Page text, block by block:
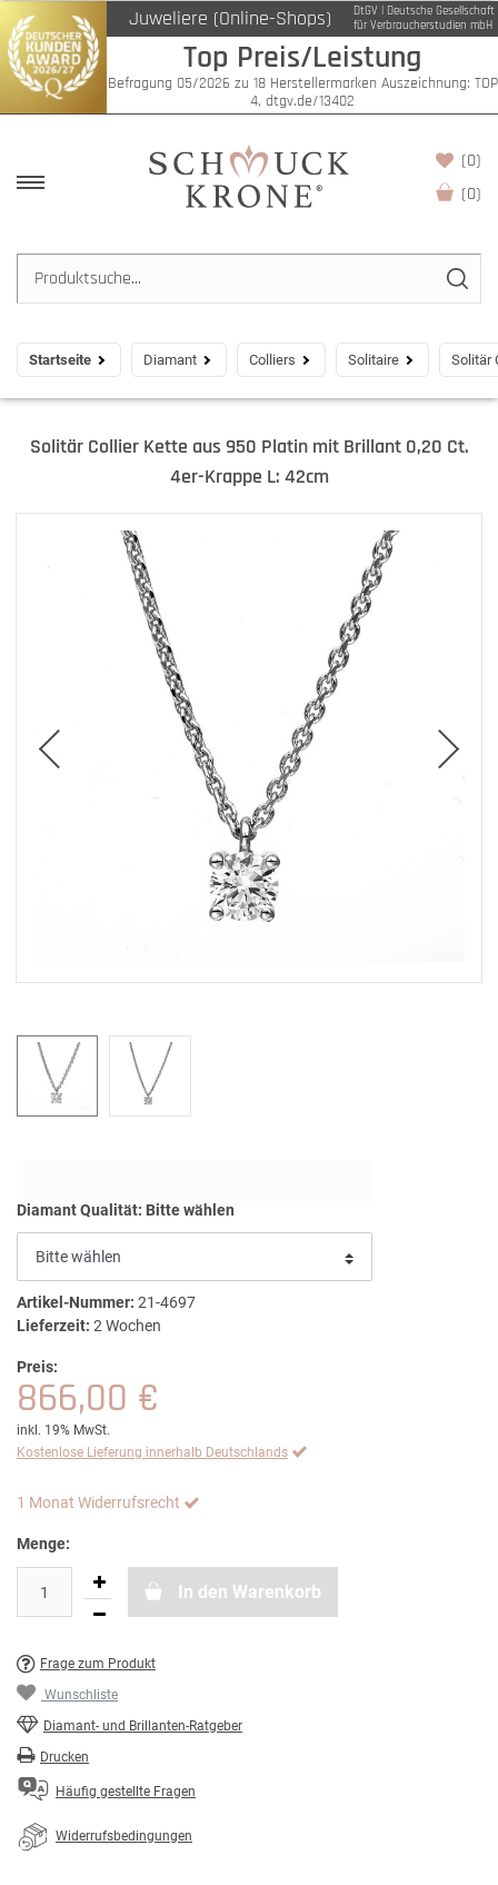
Juweliere (Online-Shops)
DtGV | Deutsche Gesellschaft
für Verbraucherstudien mbH
Top Preis/Leistung
Befragung 05/2026 zu 18 Herstellermarken Auszeichnung: TOP
4, dtgv.de/13402
(0)
(0)
Startseite Diamant Colliers Solitaire Solitär
Solitär Collier Kette aus 950 Platin mit Brillant 0,20 Ct.
4er-Krappe L: 42cm
Diamant Qualität: Bitte wählen
Artikel-Nummer: 21-4697
Lieferzeit: 2 Wochen
Preis:
866,00 €
inkl. 19% MwSt.
Kostenlose Lieferung innerhalb Deutschlands
1 Monat Widerrufsrecht
Menge:
In den Warenkorb
Frage zum Produkt
Wunschliste
Diamant- und Brillanten-Ratgeber
Drucken
Häufig gestellte Fragen
Widerrufsbedingungen